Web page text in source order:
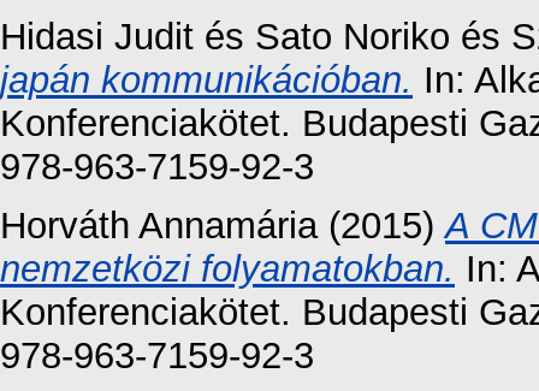
Hidasi Judit és Sato Noriko és
japán kommunikációban. In:
Konferenciakötet. Budapesti
978-963-7159-92-3
Horváth Annamária(2015)A
nemzetközi folyamatokban. In:
Konferenciakötet. Budapesti
978-963-7159-92-3